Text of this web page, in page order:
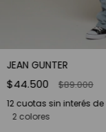
JEAN GUNTER
$44.500 $89.000
12cuotas sin interés de
2 colores